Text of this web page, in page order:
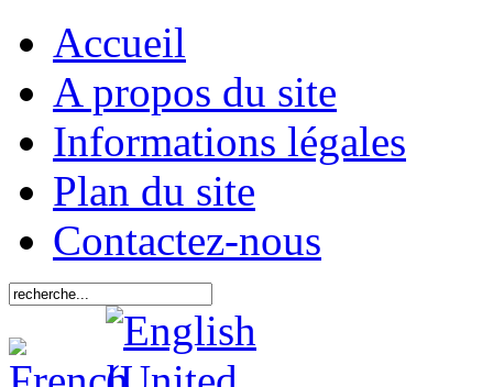
Accueil
A propos du site
Informations légales
Plan du site
Contactez-nous